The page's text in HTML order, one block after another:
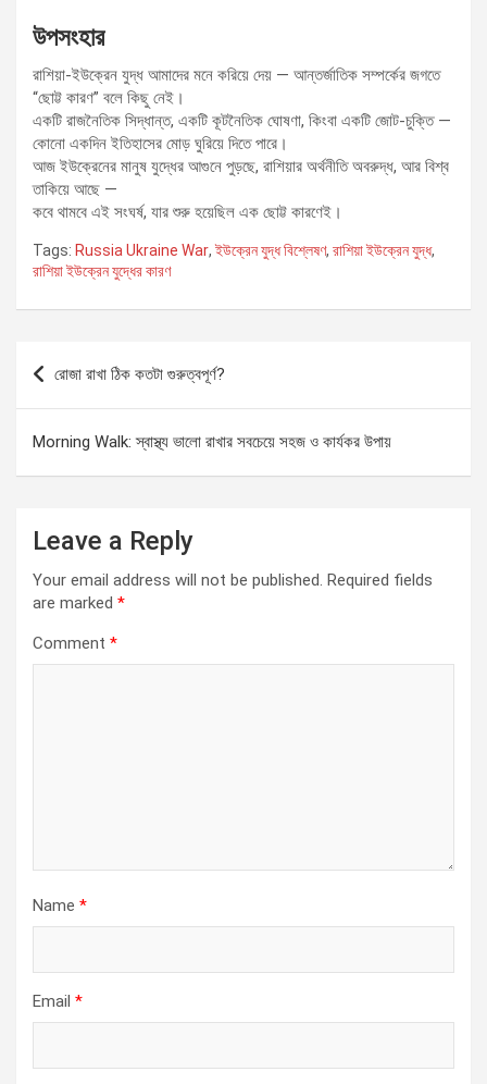
উপসংহার
রাশিয়া-ইউক্রেন যুদ্ধ আমাদের মনে করিয়ে দেয় — আন্তর্জাতিক সম্পর্কের জগতে
“ছোট্ট কারণ” বলে কিছু নেই।
একটি রাজনৈতিক সিদ্ধান্ত, একটি কূটনৈতিক ঘোষণা, কিংবা একটি জোট-চুক্তি —
কোনো একদিন ইতিহাসের মোড় ঘুরিয়ে দিতে পারে।
আজ ইউক্রেনের মানুষ যুদ্ধের আগুনে পুড়ছে, রাশিয়ার অর্থনীতি অবরুদ্ধ, আর বিশ্ব
তাকিয়ে আছে —
কবে থামবে এই সংঘর্ষ, যার শুরু হয়েছিল এক ছোট্ট কারণেই।
Tags: Russia Ukraine War,ইউক্রেন যুদ্ধ বিশ্লেষণ, রাশিয়া ইউক্রেন যুদ্ধ,
রাশিয়া ইউক্রেন যুদ্ধের কারণ
Post
navigation
রোজা রাখা ঠিক কতটা গুরুত্বপূর্ণ?
Morning Walk: স্বাস্থ্য ভালো রাখার সবচেয়ে সহজ ও কার্যকর উপায়
Leave a Reply
Your email address will not be published. Required fields
are marked *
Comment *
Name *
Email *